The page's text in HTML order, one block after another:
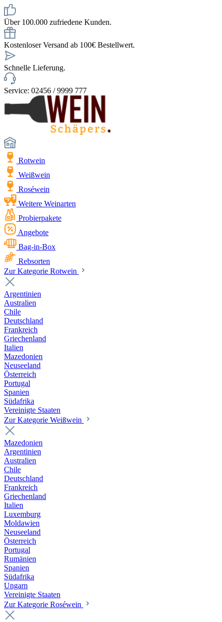
Über 100.000 zufriedene Kunden.
Kostenloser Versand ab 100€ Bestellwert.
Schnelle Lieferung.
Service: 02456 / 9999 777
Rotwein
Weißwein
Roséwein
Weitere Weinarten
Probierpakete
Angebote
Bag-in-Box
Rebsorten
Zur Kategorie Rotwein
Argentinien
Australien
Chile
Deutschland
Frankreich
Griechenland
Italien
Mazedonien
Neuseeland
Österreich
Portugal
Spanien
Südafrika
Vereinigte Staaten
Zur Kategorie Weißwein
Mazedonien
Argentinien
Australien
Chile
Deutschland
Frankreich
Griechenland
Italien
Luxemburg
Moldawien
Neuseeland
Österreich
Portugal
Rumänien
Spanien
Südafrika
Ungarn
Vereinigte Staaten
Zur Kategorie Roséwein